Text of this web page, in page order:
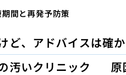
間と再発予防策
ど、アドバイスは確か
汚いクリニック
原